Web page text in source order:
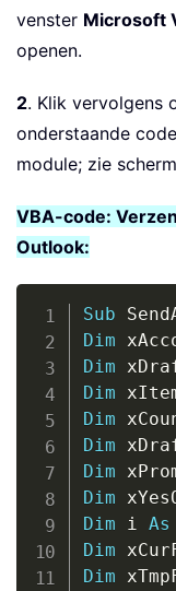
venster Microsoft
openen.
2. Klik vervolgens
onderstaande
module; zie
VBA-code:
Outlook:
Sub
Dim
Dim
Dim
Dim
Dim
Dim
Dim
Dim i As
Dim
Dim